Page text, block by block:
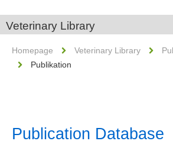
Veterinary Library
Homepage Veterinary Library
Publikation
Publication Database